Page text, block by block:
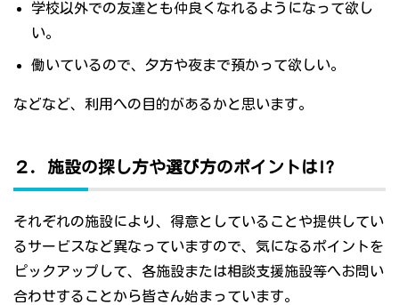
学校以外での友達とも仲良くなれるようになって欲し
い。
働いているので、夕方や夜まで預かって欲しい。
などなど、利用への目的があるかと思います。
２．施設の探し方や選び方のポイントは!?
それぞれの施設により、得意としていることや提供してい
るサービスなど異なっていますので、気になるポイントを
ピックアップして、各施設または相談支援施設等へお問い
合わせすることから皆さん始まっています。